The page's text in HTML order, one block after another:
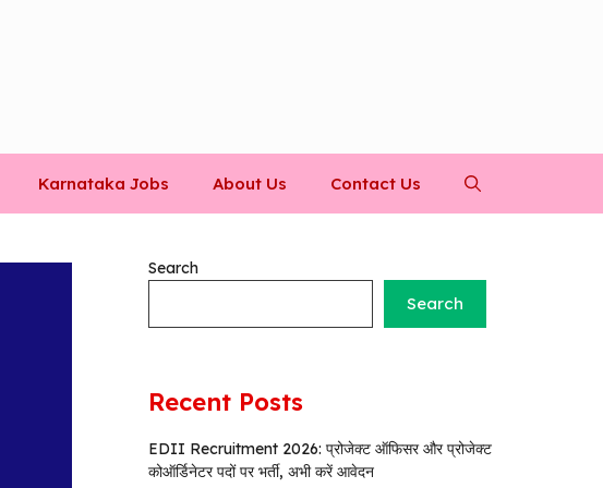
Karnataka Jobs About Us Contact Us
Search
Search
Recent Posts
EDII Recruitment 2026: प्रोजेक्ट ऑफिसर और प्रोजेक्ट
कोऑर्डिनेटर पदों पर भर्ती, अभी करें आवेदन